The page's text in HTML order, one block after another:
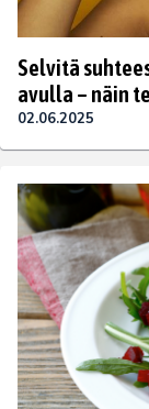
Selvitä
avulla – näin
02.06.2025